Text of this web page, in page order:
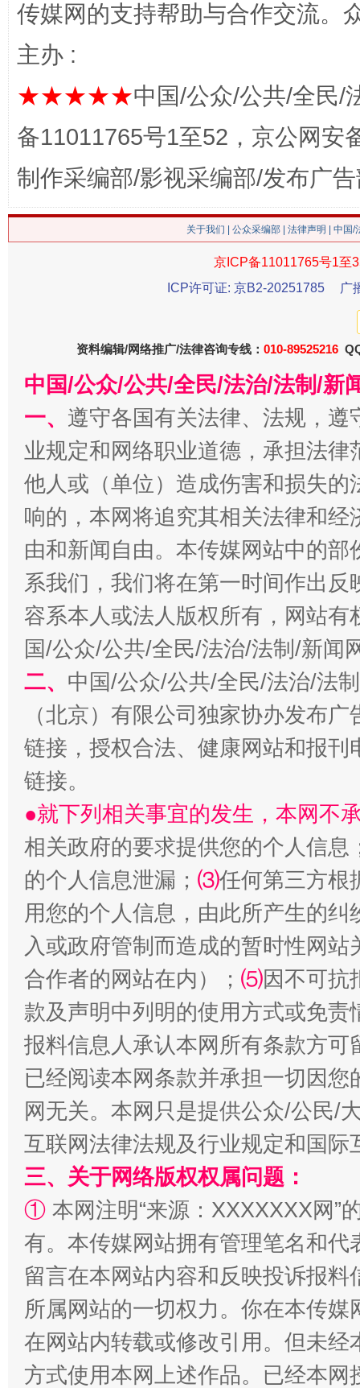
习近平的博鳌关键词
“刷贴”乱象丛生
生
揭批美国五大"原罪" "炒
解纷+调解+退费，一次搞定
站台名比不上好声名
漫山遍野的桃花与雪山、麦地、白藏房 除
招工难、用工荒背后
传媒网的支持帮助与合作交流。
主办 :
★★★★★中国/公众/公共/全民/
备11011765号1至52，京公网安
制作采编部/影视采编部/发布广
关于我们 公众采编部 法律声明 | 中国
京ICP备11011765号1至
ICP许可证: 京B2-20251785
广
资料编辑/网络推广/法律咨询专线： 010-89525216
中国/公众/公共/全民/法治/法制/新
一、 遵守各国有关法律、法规，
业规定和网络职业道德，承担法
他人或（单位）造成伤害和损失
响的，本网将追究其相关法律和
由和新闻自由。本传媒网站中的
系我们，我们将在第一时间作出
容系本人或法人版权所有，网站
国/公众/公共/全民/法治/法制/新闻
二、 中国/公众/公共/全民/法治/法
（北京）有限公司独家协办发布
链接，授权合法、健康网站和报
链接。
●就下列相关事宜的发生，本网不
相关政府的要求提供您的个人信息
的个人信息泄漏； ⑶任何第三方根
用您的个人信息，由此所产生的纠
入或政府管制而造成的暂时性网
合作者的网站在内）； ⑸因不可抗
款及声明中列明的使用方式或免责
报料信息人承认本网所有条款方
已经阅读本网条款并承担一切因
网无关。本网只是提供公众/公民/
互联网法律法规及行业规定和国
三、关于网络版权权属问题：
① 本网注明“来源：XXXXXXX网”
有。本传媒网站拥有管理笔名和
留言在本网站内容和反映投诉报
所属网站的一切权力。你在本传
在网站内转载或修改引用。但未
方式使用本网上述作品。已经本